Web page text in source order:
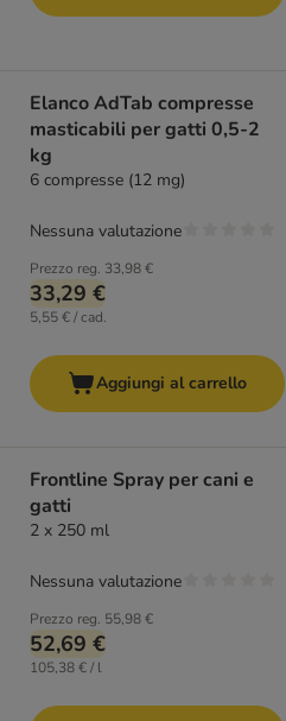
Elanco AdTab compresse
masticabili per gatti 0,5-2
kg
6 compresse (12 mg)
Prezzo reg. 33,98 €
33,29 €
5,55 € / cad.
Nessuna valutazione
Aggiungi al carrello
Frontline Spray per cani e
gatti
2 x 250 ml
Prezzo reg. 55,98 €
52,69 €
105,38 € / l
Nessuna valutazione